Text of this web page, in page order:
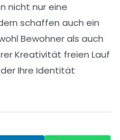
nicht nur eine
schaffen auch ein
Bewohner als auch
Kreativität freien Lauf
Ihre Identität